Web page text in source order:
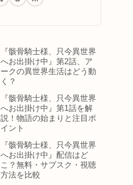
『骸骨騎士様、只今異世界
へお出掛け中』第2話、ア
ークの異世界生活はどう動
く？
『骸骨騎士様、只今異世界
へお出掛け中』第1話を解
説！物語の始まりと注目ポ
イント
『骸骨騎士様、只今異世界
へお出掛け中』配信はど
こ？無料・サブスク・視聴
方法を比較